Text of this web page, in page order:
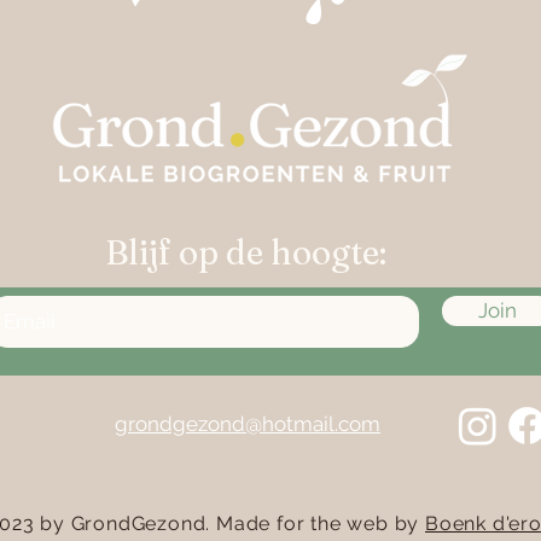
Blijf op de hoogte:
Join
grondgezond@hotmail.com
by GrondGezond. Made for the web by Boenk